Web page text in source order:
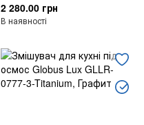
2 280.00 грн
В наявності